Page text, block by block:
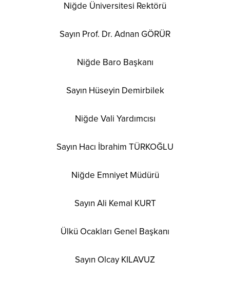
Niğde Üniversitesi Rektörü
Sayın Prof. Dr. Adnan GÖRÜR
Niğde Baro Başkanı
Sayın Hüseyin Demirbilek
Niğde Vali Yardımcısı
Sayın Hacı İbrahim TÜRKOĞLU
Niğde Emniyet Müdürü
Sayın Ali Kemal KURT
Ülkü Ocakları Genel Başkanı
Sayın Olcay KILAVUZ